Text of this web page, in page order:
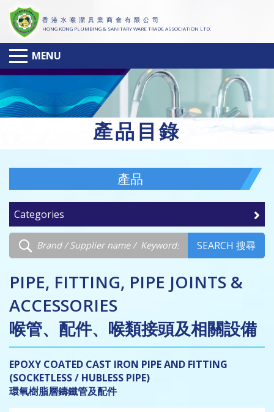
香 港 水 喉 潔 具 業 商 會 有 限 公 司
HONG KONG PLUMBING & SANITARY WARE TRADE ASSOCIATION LTD.
MENU
產品目錄
產品
Categories
SEARCH 搜尋
PIPE, FITTING, PIPE JOINTS &
ACCESSORIES
喉管、配件、喉類接頭及相關設備
EPOXY COATED CAST IRON PIPE AND FITTING
(SOCKETLESS / HUBLESS PIPE)
環氧樹脂層鑄鐵管及配件